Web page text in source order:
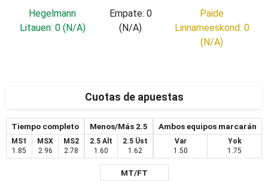
Hegelmann
Litauen: 0 (N/A)
Empate: 0
(N/A)
Paide
Linnameeskond: 0
(N/A)
Cuotas de apuestas
Tiempo completo
MS1
1.85
MSX
2.96
MS2
2.78
Menos/Más 2.5
2.5 Alt
1.60
2.5 Üst
1.62
Ambos equipos marcarán
Var
1.50
Yok
1.75
MT/FT